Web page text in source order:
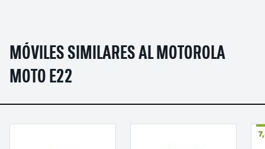
MÓVILES SIMILARES AL MOTOROLA
MOTO E22